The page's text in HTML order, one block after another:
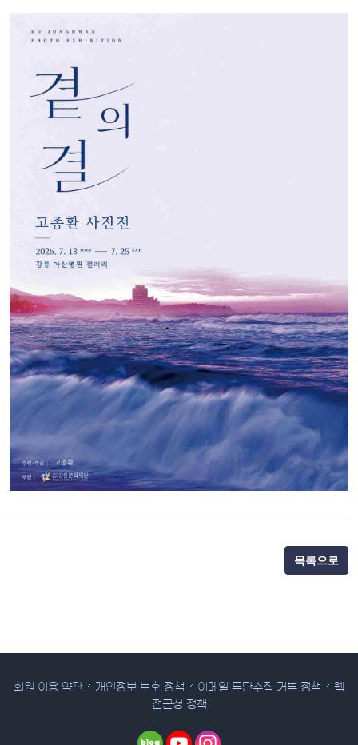
목록으로
회원 이용 약관 개인정보 보호 정책 이메일 무단수집 거부 정책
웹
접근성 정책